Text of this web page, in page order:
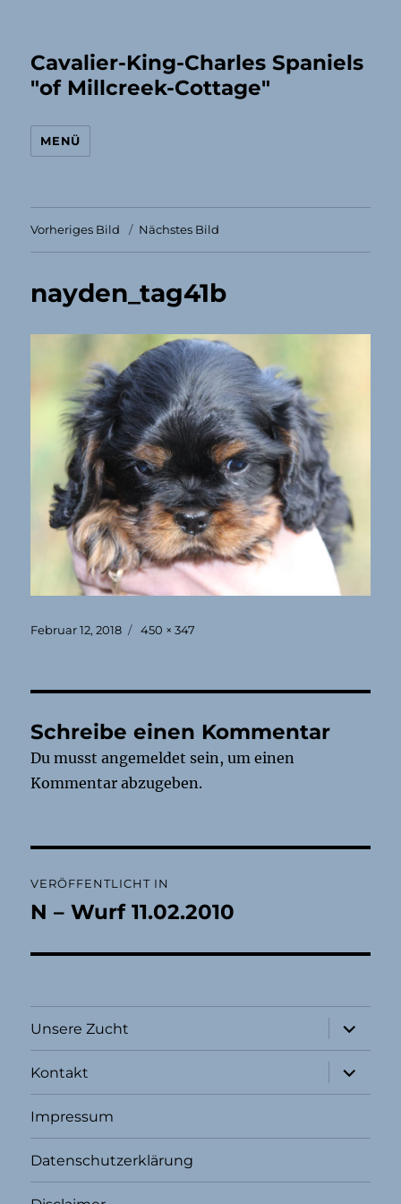
Cavalier-King-Charles Spaniels
"of Millcreek-Cottage"
MENÜ
Vorheriges Bild Nächstes Bild
nayden_tag41b
Veröffentlicht
Februar 12, 2018 Originalgröße
450 × 347
Schreibe einen Kommentar
Du musstangemeldet sein, um einen
Kommentar abzugeben.
VERÖFFENTLICHT IN
N – Wurf 11.02.2010
Unsere Zucht
öffnen
Kontakt
öffnen
Impressum
Datenschutzerklärung